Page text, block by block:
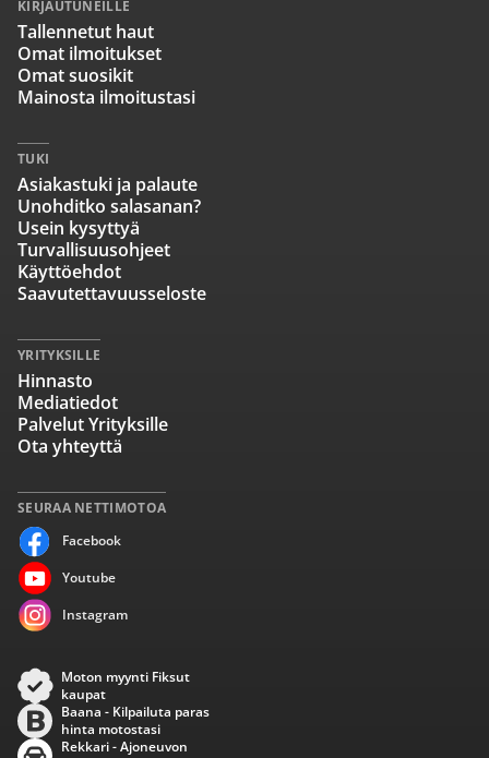
SEURAA NETTIMOTOA
Facebook
Youtube
Instagram
KIRJAUTUNEILLE
Tallennetut haut
Omat ilmoitukset
Omat suosikit
Mainosta ilmoitustasi
TUKI
Asiakastuki ja palaute
Unohditko salasanan?
Usein kysyttyä
Turvallisuusohjeet
Käyttöehdot
Saavutettavuusseloste
YRITYKSILLE
Hinnasto
Mediatiedot
Palvelut Yrityksille
Ota yhteyttä
Moton myynti Fiksut
kaupat
Baana - Kilpailuta paras
hinta motostasi
Rekkari - Ajoneuvon